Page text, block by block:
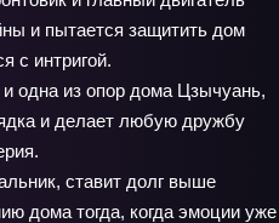
и пытается защитить дом
с интригой.
одна из опор дома Цзычуань,
и делает любую дружбу
ставит долг выше
дома тогда, когда эмоции уже